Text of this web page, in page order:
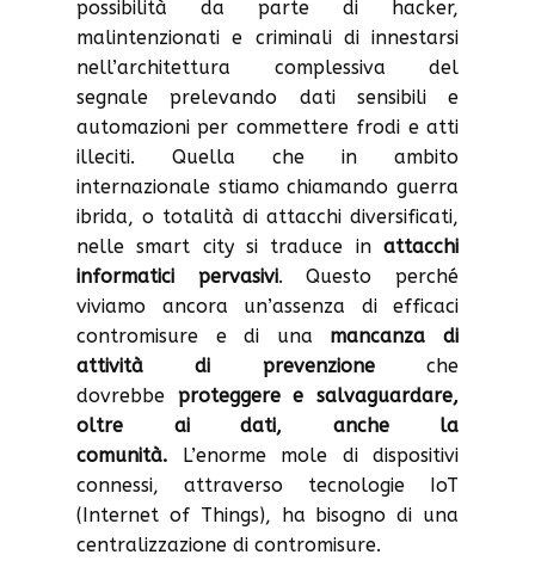
possibilità da parte di hacker,
malintenzionati e criminali di innestarsi
nell’architettura complessiva del
segnale prelevando dati sensibili e
automazioni per commettere frodi e atti
illeciti. Quella che in ambito
internazionale stiamo chiamando guerra
ibrida, o totalità di attacchi diversificati,
nelle smart city si traduce in attacchi
informatici pervasivi. Questo perché
viviamo ancora un’assenza di efficaci
contromisure e di una mancanza di
attività di prevenzioneche
dovrebbe proteggere e salvaguardare,
oltre ai dati, anche la
comunità. L’enorme mole di dispositivi
connessi, attraverso tecnologie IoT
(Internet of Things), ha bisogno di una
centralizzazione di contromisure.